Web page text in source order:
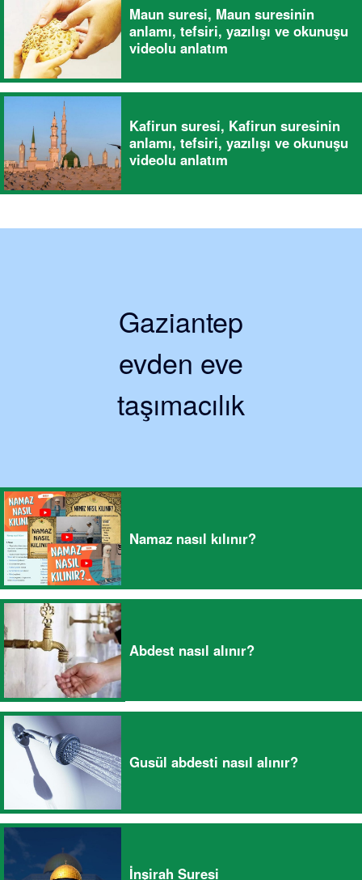
Maun suresi, Maun suresinin
anlamı, tefsiri, yazılışı ve okunuşu
videolu anlatım
Kafirun suresi, Kafirun suresinin
anlamı, tefsiri, yazılışı ve okunuşu
videolu anlatım
Gaziantep
evden eve
taşımacılık
Namaz nasıl kılınır?
Abdest nasıl alınır?
Gusül abdesti nasıl alınır?
İnşirah Suresi